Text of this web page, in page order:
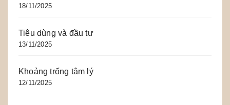
18/11/2025
Tiêu dùng và đầu tư
13/11/2025
Khoảng trống tâm lý
12/11/2025